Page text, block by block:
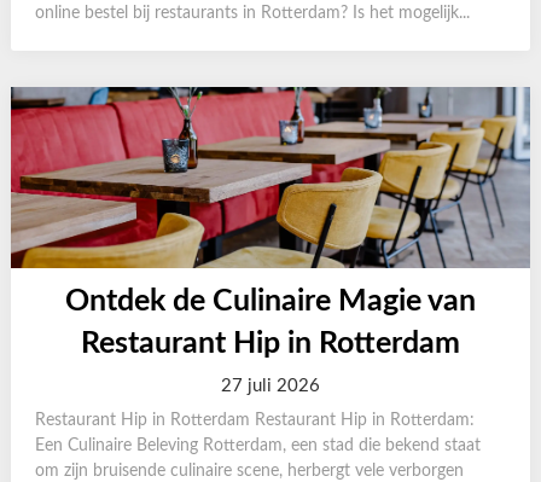
online bestel bij restaurants in Rotterdam? Is het mogelijk...
Ontdek de Culinaire Magie van
Restaurant Hip in Rotterdam
27 juli 2026
Restaurant Hip in Rotterdam Restaurant Hip in Rotterdam:
Een Culinaire Beleving Rotterdam, een stad die bekend staat
om zijn bruisende culinaire scene, herbergt vele verborgen